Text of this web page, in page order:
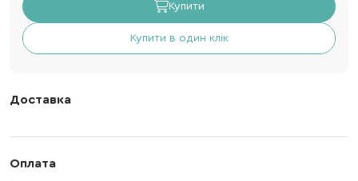
Купити
Купити в один клік
Доставка
Оплата